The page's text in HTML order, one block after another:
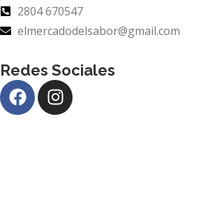
2804 670547
elmercadodelsabor@gmail.com
Redes Sociales